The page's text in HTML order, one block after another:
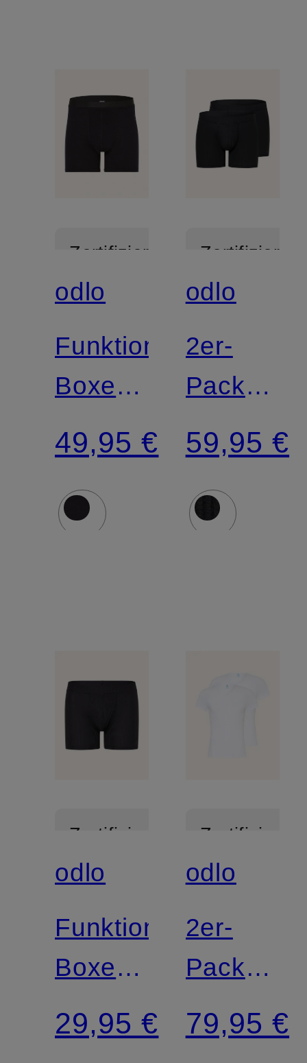
Zertifiziert
odlo
Funktionswäsche-
Boxershorts
NATURAL
MERINO
160
49,95 €
Zertifiziert
odlo
2er-
Pack
ACTIVE
59,95 €
Zertifiziert
odlo
Funktionswäsche-
Boxershorts
ACTIVE
LIGHT
29,95 €
Zertifiziert
odlo
2er-
Pack
Shirts
79,95 €